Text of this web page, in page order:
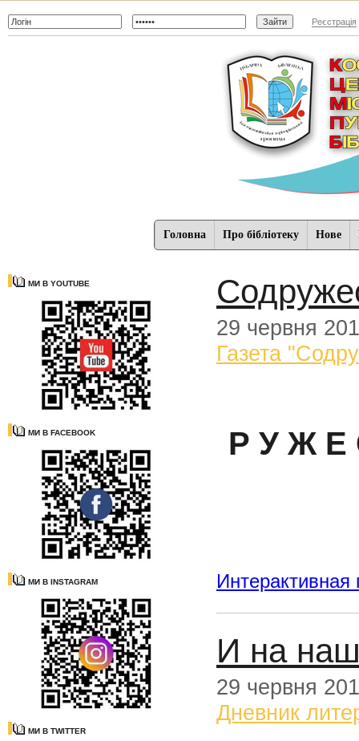
Реєстрація
Головна Про бібліотеку Нове
МИ В YOUTUBE
МИ В FACEBOOK
МИ В INSTAGRAM
МИ В TWITTER
29 червня
Газета
Р У Ж Е
Интерактивная
И на
29 червня
Дневник